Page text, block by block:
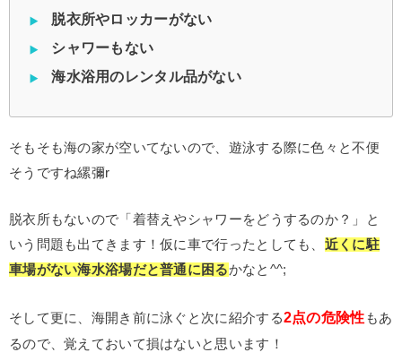
脱衣所やロッカーがない
シャワーもない
海水浴用のレンタル品がない
そもそも海の家が空いてないので、遊泳する際に色々と不便
そうですね縲彌r
脱衣所もないので「着替えやシャワーをどうするのか？」と
いう問題も出てきます！仮に車で行ったとしても、 近くに駐
車場がない海水浴場だと普通に困るかなと^^;
そして更に、海開き前に泳ぐと次に紹介する2点の危険性 もあ
るので、覚えておいて損はないと思います！